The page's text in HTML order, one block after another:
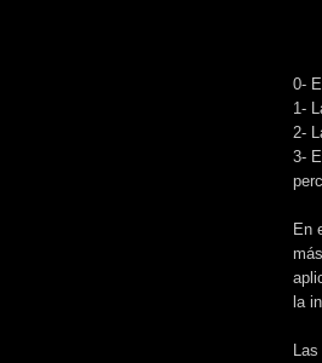
0-
1-
2-
3-
En
la